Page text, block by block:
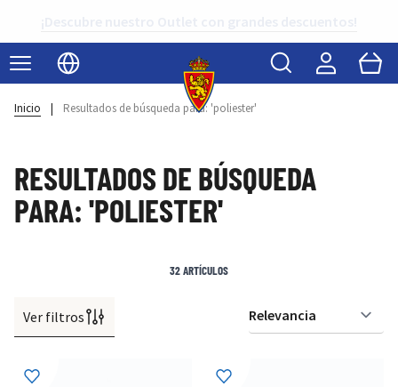
Seleccionar idioma
Buscar Cart
Inicio | Resultados de búsqueda para: 'poliester'
RESULTADOS DE BÚSQUEDA
PARA: 'POLIESTER'
Ver filtros
32ARTÍCULOS